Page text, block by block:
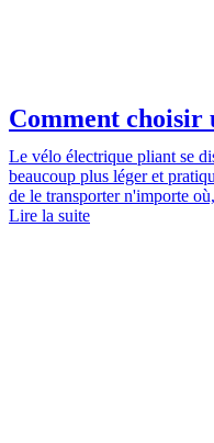
Comment choisir
Le vélo électrique pliant se
beaucoup plus léger et
de le transporter n'importe
Lire la suite